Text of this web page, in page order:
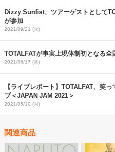
Dizzy Sunfist、ツアーゲストとして
が参加
2021/09/21 (火)
TOTALFATが事実上現体制初となる全
2021/06/17 (木)
【ライブレポート】TOTALFAT、笑
ブ＜JAPAN JAM 2021＞
2021/05/10 (月)
関連商品